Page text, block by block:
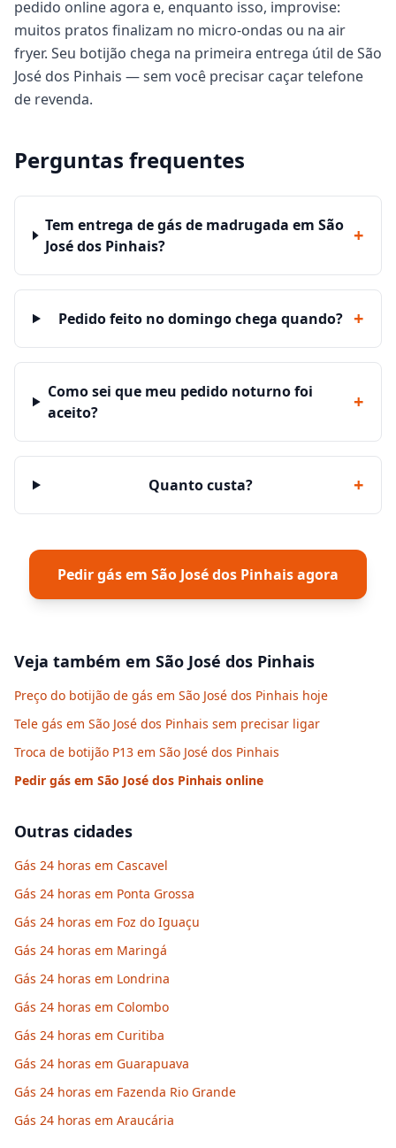
pedido online agora e, enquanto isso, improvise:
muitos pratos finalizam no micro-ondas ou na air
fryer. Seu botijão chega na primeira entrega útil de São
José dos Pinhais — sem você precisar caçar telefone
de revenda.
Perguntas frequentes
Tem entrega de gás de madrugada em São
José dos Pinhais?
+
Pedido feito no domingo chega quando? +
Como sei que meu pedido noturno foi
aceito?
+
Quanto custa? +
Pedir gás em São José dos Pinhaisagora
Veja também em São José dos Pinhais
Preço do botijão de gás em São José dos Pinhais hoje
Tele gás em São José dos Pinhais sem precisar ligar
Troca de botijão P13 em São José dos Pinhais
Pedir gás em São José dos Pinhais online
Outras cidades
Gás 24 horas em Cascavel
Gás 24 horas em Ponta Grossa
Gás 24 horas em Foz do Iguaçu
Gás 24 horas em Maringá
Gás 24 horas em Londrina
Gás 24 horas em Colombo
Gás 24 horas em Curitiba
Gás 24 horas em Guarapuava
Gás 24 horas em Fazenda Rio Grande
Gás 24 horas em Araucária